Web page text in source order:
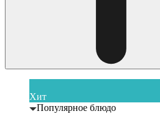
Хит
Популярное блюдо